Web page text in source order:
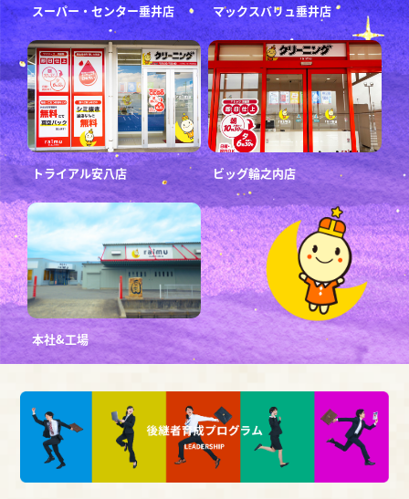
スーパー・センター垂井店 マックスバリュ垂井店
トライアル安八店 ビッグ輪之内店
本社&工場